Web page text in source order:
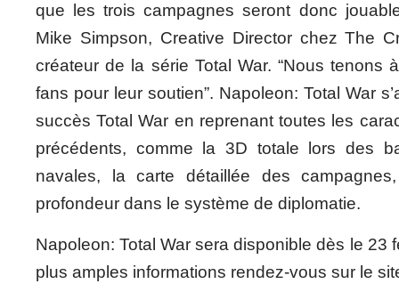
que les trois campagnes seront donc
Mike Simpson, Creative Director chez The
créateur de la série Total War. “Nous tenons
fans pour leur soutien”. Napoleon: Total War
succès Total War en reprenant toutes les
précédents, comme la 3D totale lors des
navales, la carte détaillée des
profondeur dans le système de diplomatie.
Napoleon: Total War sera disponible dès le 23
plus amples informations rendez-vous sur le